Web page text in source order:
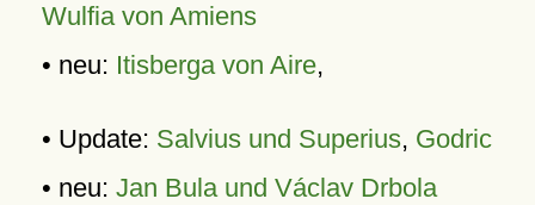
Wulfia von Amiens
• neu: Itisberga von Aire,
• Update: Salvius und Superius, Godric
• neu: Jan Bula und Václav Drbola